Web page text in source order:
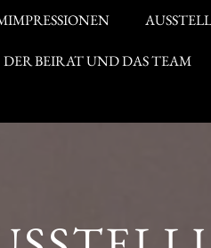
DER BEIRAT UND DAS TEAM